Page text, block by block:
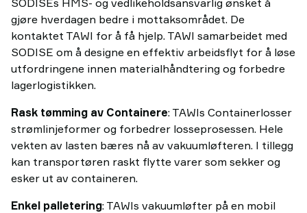
gjøre hverdagen bedre i mottaksområdet. De
kontaktet TAWI for å få hjelp. TAWI samarbeidet med
SODISE om å designe en effektiv arbeidsflyt for å løse
utfordringene innen materialhåndtering og forbedre
lagerlogistikken.
Rask tømming av Containere: TAWIs Containerlosser
strømlinjeformer og forbedrer losseprosessen. Hele
vekten av lasten bæres nå av vakuumløfteren. I tillegg
kan transportøren raskt flytte varer som sekker og
esker ut av containeren.
Enkel palletering: TAWIs vakuumløfter på en mobil